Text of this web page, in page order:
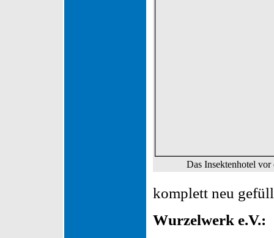
Das Insektenhotel
komplett neu
Wurzelwerk e.V.: